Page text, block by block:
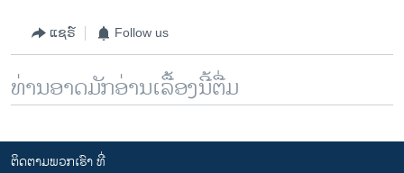
ແຊຣ໌ Follow us
ທ່ານອາດມັກອ່ານເລື້ອງນີ້ຕື່ມ
ຕິດຕາມພວກເຮົາ ທີ່